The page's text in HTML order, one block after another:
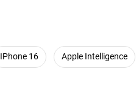
IPhone 16 Apple Intelligence